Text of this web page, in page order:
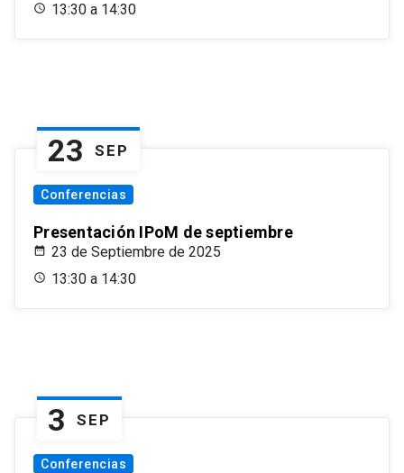
13:30 a 14:30
23 SEP
Conferencias
Presentación IPoM de septiembre
23 de Septiembre de 2025
13:30 a 14:30
3 SEP
Conferencias